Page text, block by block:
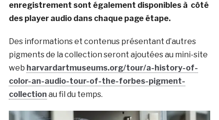
enregistrement sont également disponibles à côté
des player audio dans chaque page étape.
Des informations et contenus présentant d’autres
pigments de la collection seront ajoutées au mini-site
web harvardartmuseums.org/tour/a-history-of-
color-an-audio-tour-of-the-forbes-pigment-
collection au fil du temps.